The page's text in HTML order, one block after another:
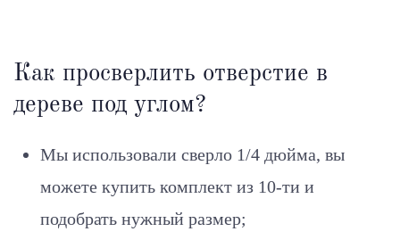
Как просверлить отверстие в
дереве под углом?
Мы использовали сверло 1/4 дюйма, вы
можете купить комплект из 10-ти и
подобрать нужный размер;